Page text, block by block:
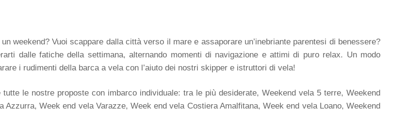
weekend? Vuoi scappare dalla città verso il mare e assaporare un’inebriante parentesi di benessere?
dalle fatiche della settimana, alternando momenti di navigazione e attimi di puro relax. Un modo
i rudimenti della barca a vela con l’aiuto dei nostri skipper e istruttori di vela!
le nostre proposte con imbarco individuale: tra le più desiderate, Weekend vela 5 terre, Weekend
Week end vela Varazze, Week end vela Costiera Amalfitana, Week end vela Loano, Weekend